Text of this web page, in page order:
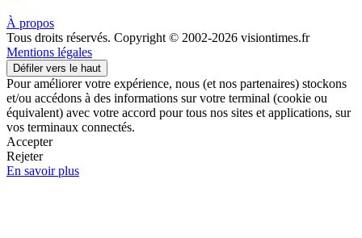
À propos
Tous droits réservés. Copyright © 2002-2026 visiontimes.fr
Mentions légales
Défiler vers le haut
Pour améliorer votre expérience, nous (et nos partenaires) stockons
et/ou accédons à des informations sur votre terminal (cookie ou
équivalent) avec votre accord pour tous nos sites et applications, sur
vos terminaux connectés.
Accepter
Rejeter
En savoir plus